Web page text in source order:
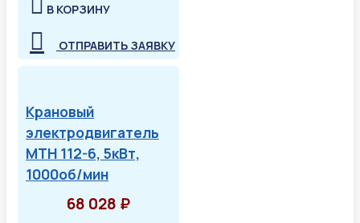
В КОРЗИНУ
ОТПРАВИТЬ ЗАЯВКУ
Крановый
электродвигатель
МТН 112-6, 5кВт,
1000об/мин
68 028 ₽